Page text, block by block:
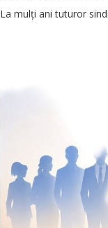
La mulți ani tuturor